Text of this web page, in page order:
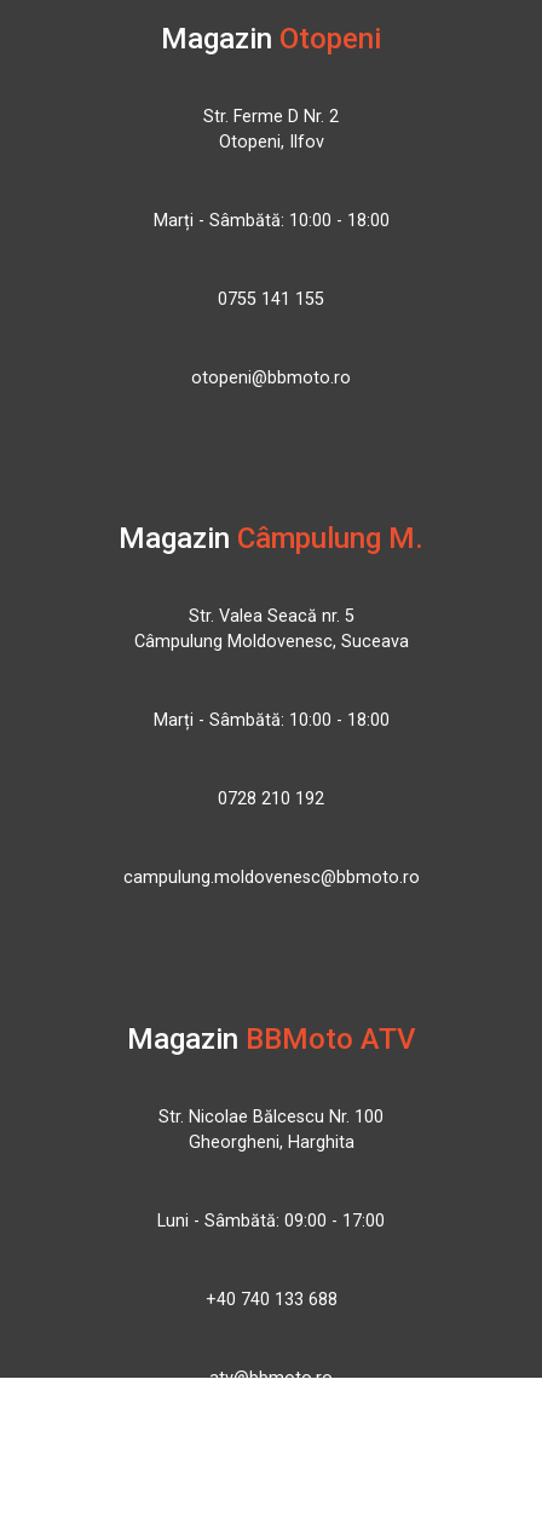
Magazin Otopeni
Str. Ferme D Nr. 2
Otopeni, Ilfov
Marți - Sâmbătă: 10:00 - 18:00
0755 141 155
otopeni@bbmoto.ro
Magazin Câmpulung M.
Str. Valea Seacă nr. 5
Câmpulung Moldovenesc, Suceava
Marți - Sâmbătă: 10:00 - 18:00
0728 210 192
campulung.moldovenesc@bbmoto.ro
Magazin BBMoto ATV
Str. Nicolae Bălcescu Nr. 100
Gheorgheni, Harghita
Luni - Sâmbătă: 09:00 - 17:00
+40 740 133 688
atv@bbmoto.ro